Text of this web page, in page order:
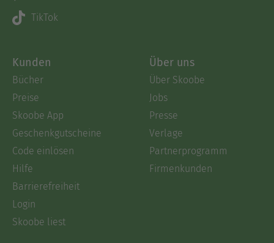
TikTok
Kunden
Bücher
Preise
Skoobe App
Geschenkgutscheine
Code einlösen
Hilfe
Barrierefreiheit
Login
Skoobe liest
Über uns
Über Skoobe
Jobs
Presse
Verlage
Partnerprogramm
Firmenkunden